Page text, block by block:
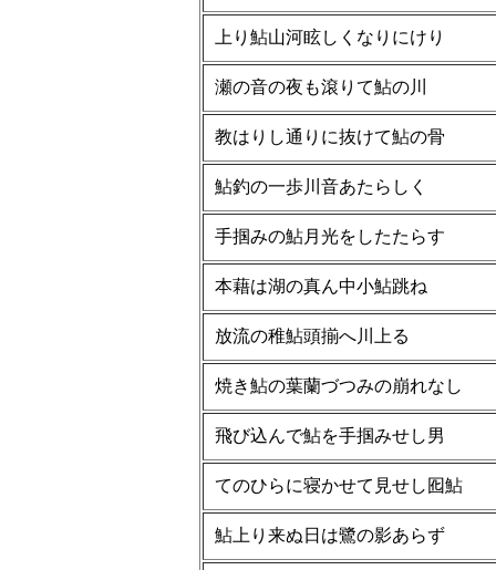
上り鮎山河眩しくなりにけり
瀬の音の夜も滾りて鮎の川
教はりし通りに抜けて鮎の骨
鮎釣の一歩川音あたらしく
手掴みの鮎月光をしたたらす
本藉は湖の真ん中小鮎跳ね
放流の稚鮎頭揃へ川上る
焼き鮎の葉蘭づつみの崩れなし
飛び込んで鮎を手掴みせし男
てのひらに寝かせて見せし囮鮎
鮎上り来ぬ日は鷺の影あらず